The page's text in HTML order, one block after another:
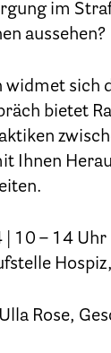
im
aussehen?
widmet sich
bietet
Ihnen
10 – 14 Uhr
Rose,